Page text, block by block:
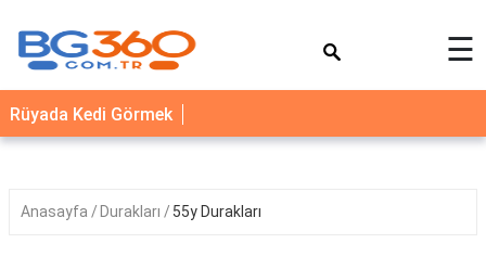
YEMEK
TARİFLERİ
☰
Rüyada Kedi Görmek
Anasayfa Durakları 55y Durakları